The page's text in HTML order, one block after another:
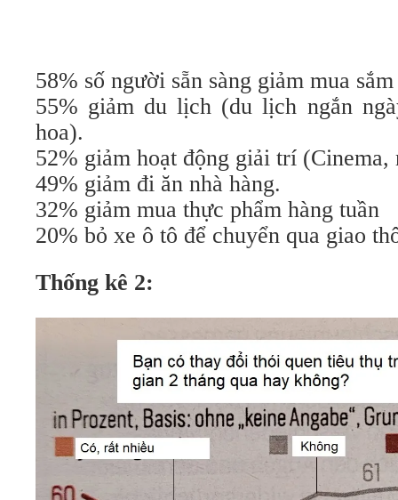
58% số người sẵn sàng giảm mua
55% giảm du lịch (du lịch ngắn
hoa).
52% giảm hoạt động giải trí (Cinema,
49% giảm đi ăn nhà hàng.
32% giảm mua thực phẩm hàng tuần
20% bỏ xe ô tô để chuyển qua giao
Thống kê 2: